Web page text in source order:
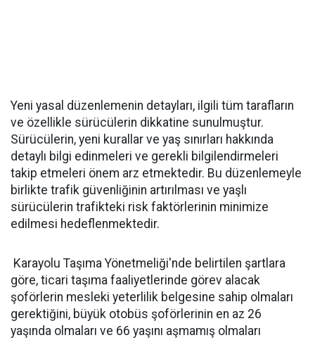
Yeni yasal düzenlemenin detayları, ilgili tüm tarafların
ve özellikle sürücülerin dikkatine sunulmuştur.
Sürücülerin, yeni kurallar ve yaş sınırları hakkında
detaylı bilgi edinmeleri ve gerekli bilgilendirmeleri
takip etmeleri önem arz etmektedir. Bu düzenlemeyle
birlikte trafik güvenliğinin artırılması ve yaşlı
sürücülerin trafikteki risk faktörlerinin minimize
edilmesi hedeflenmektedir.
Karayolu Taşıma Yönetmeliği'nde belirtilen şartlara
göre, ticari taşıma faaliyetlerinde görev alacak
şoförlerin mesleki yeterlilik belgesine sahip olmaları
gerektiğini, büyük otobüs şoförlerinin en az 26
yaşında olmaları ve 66 yaşını aşmamış olmaları